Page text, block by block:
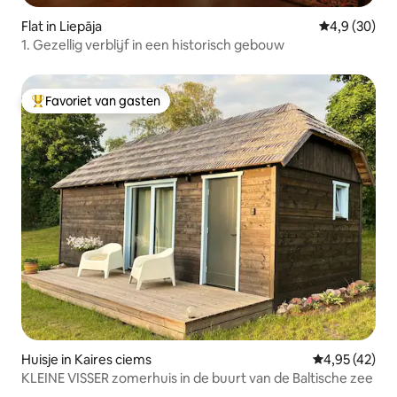
Flat in Liepāja Gemiddelde
4,9 (30)
1. Gezellig verblijf in een historisch gebouw
Topfavoriet van gasten
Favoriet van gasten
Huisje in Kaires ciems Gemiddelde
4,95 (42)
KLEINE VISSER zomerhuis in de buurt van de Baltische zee